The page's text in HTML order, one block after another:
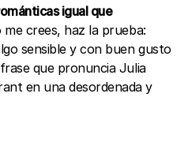
igual que
me crees, haz la prueba:
sensible y con buen gusto
que pronuncia Julia
en una desordenada y